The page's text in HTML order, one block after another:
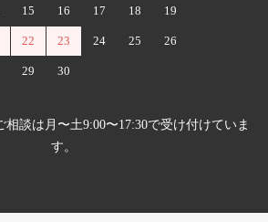
15 16 17 18 19
22 23 24 25 26
29 30
談は月〜土9:00〜17:30で受け付けていま
す。